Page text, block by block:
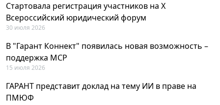
Стартовала регистрация участников на X
Всероссийский юридический форум
30 июля 2026
В "Гарант Коннект" появилась новая возможность –
поддержка MCP
15 июля 2026
ГАРАНТ представит доклад на тему ИИ в праве на
ПМЮФ